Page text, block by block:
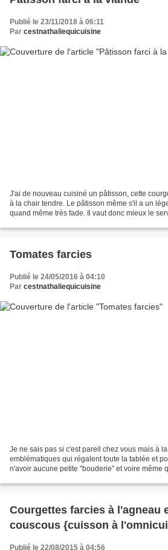
Publié le 23/11/2018 à 06:11
Par cestnathaliequicuisine
J'ai de nouveau cuisiné un pâtisson, cette
à la chair tendre. Le pâtisson même s'il a un
quand même très fade. Il vaut donc mieux le
Tomates farcies
Publié le 24/05/2016 à 04:10
Par cestnathaliequicuisine
Je ne sais pas si c'est pareil chez vous mais à
emblématiques qui régalent toute la tablée et
n'avoir aucune petite "bouderie" et voire même
Courgettes farcies à l'agneau
couscous {cuisson à
Publié le 22/08/2015 à 04:56